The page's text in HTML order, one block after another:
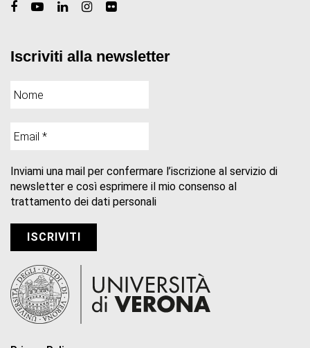
Iscriviti alla newsletter
Inviami una mail per confermare l’iscrizione al servizio di
newsletter e così esprimere il mio consenso al
trattamento dei dati personali